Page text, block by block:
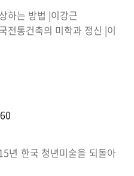
하는 방법 |이강근
전통건축의 미학과 정신 |이
년 한국 청년미술을 되돌아